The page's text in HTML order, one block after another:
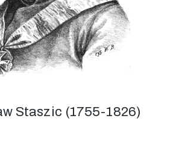
Staszic (1755-1826)